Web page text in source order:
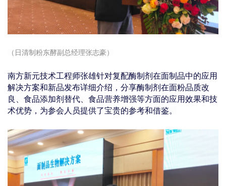
（日清制粉东酵副总经理张志豪）
南方新元技术工程师张雄针对复配酶制剂在面制品中的应用
解决方案和新品发布详细介绍，分享酶制剂在面粉品质改
良、食品添加剂替代、食品营养增强等方面的应用效果和技
术优势，为参会人员提供了宝贵的参考和借鉴。